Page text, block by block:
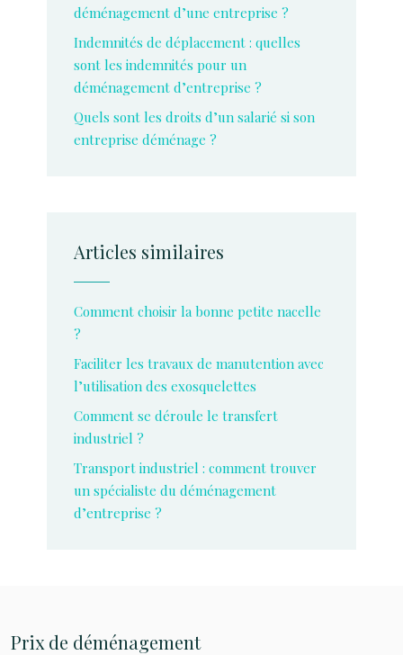
déménagement d’une entreprise ?
Indemnités de déplacement : quelles
sont les indemnités pour un
déménagement d’entreprise ?
Quels sont les droits d’un salarié si son
entreprise déménage ?
Articles similaires
Comment choisir la bonne petite nacelle
?
Faciliter les travaux de manutention avec
l’utilisation des exosquelettes
Comment se déroule le transfert
industriel ?
Transport industriel : comment trouver
un spécialiste du déménagement
d’entreprise ?
Prix de déménagement